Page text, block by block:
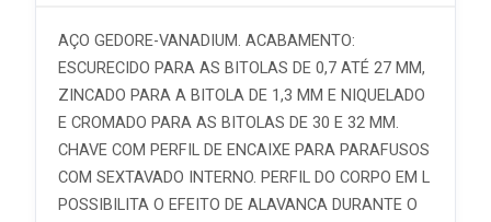
AÇO GEDORE-VANADIUM. ACABAMENTO:
ESCURECIDO PARA AS BITOLAS DE 0,7 ATÉ 27 MM,
ZINCADO PARA A BITOLA DE 1,3 MM E NIQUELADO
E CROMADO PARA AS BITOLAS DE 30 E 32 MM.
CHAVE COM PERFIL DE ENCAIXE PARA PARAFUSOS
COM SEXTAVADO INTERNO. PERFIL DO CORPO EM L
POSSIBILITA O EFEITO DE ALAVANCA DURANTE O